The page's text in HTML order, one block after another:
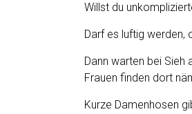
Willst du
Darf es luftig
Dann warten bei Sieh
Frauen finden dort
Kurze Damenhosen